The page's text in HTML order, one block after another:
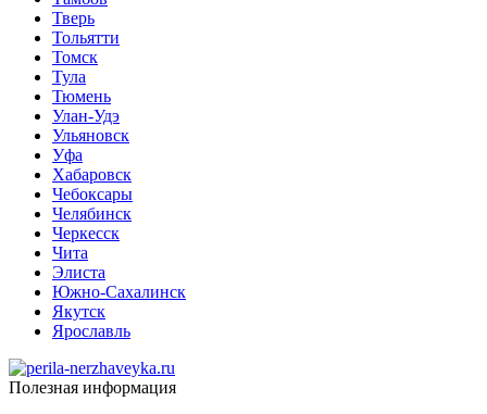
Тверь
Тольятти
Томск
Тула
Тюмень
Улан-Удэ
Ульяновск
Уфа
Хабаровск
Чебоксары
Челябинск
Черкесск
Чита
Элиста
Южно-Сахалинск
Якутск
Ярославль
Полезная информация